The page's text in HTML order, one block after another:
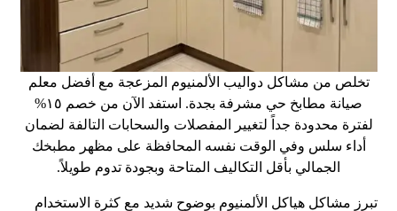
تخلص من مشاكل دواليب الألمنيوم المزعجة مع أفضل معلم
صيانة مطابخ حي مشرفة بجدة. استفد الآن من خصم ١٥%
لفترة محدودة جداً لتغيير المفصلات والسحابات التالفة لضمان
أداء سلس وفي الوقت نفسه المحافظة على مظهر مطبخك
الجمالي بأقل التكاليف المتاحة وبجودة تدوم طويلاً.
تبرز مشاكل هياكل الألمنيوم بوضوح شديد مع كثرة الاستخدام